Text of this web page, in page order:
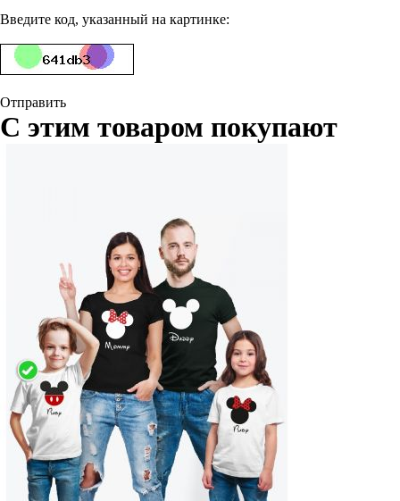
Введите код, указанный на картинке:
Отправить
С этим товаром покупают